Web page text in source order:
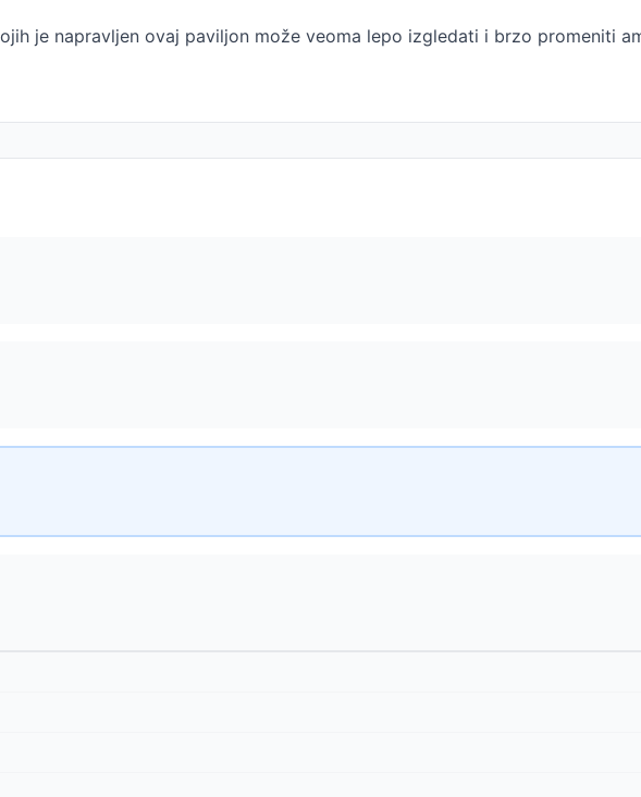
je napravljen ovaj paviljon može veoma lepo izgledati i brzo promeniti